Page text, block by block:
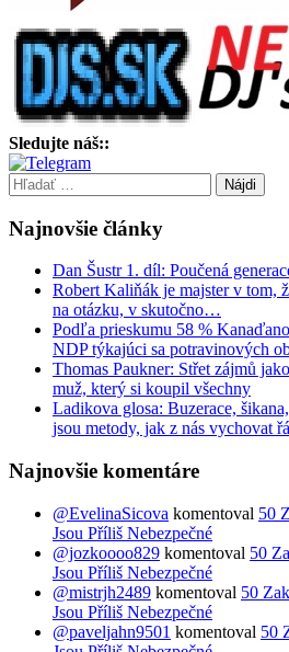
Sledujte náš::
Hľadať:
Najnovšie články
Dan Šustr 1. díl: Poučená
Robert Kaliňák je majster v tom,
na otázku, v skutočno…
Podľa prieskumu 58 %
NDP týkajúci sa potravinových
Thomas Paukner: Střet zájmů
muž, který si koupil všechny
Ladikova glosa: Buzerace,
jsou metody, jak z nás vychovat
Najnovšie komentáre
@EvelinaSicova komentoval 50
Jsou Příliš Nebezpečné
@jozkoooo829 komentoval 50
Jsou Příliš Nebezpečné
@mistrjh2489 komentoval 50
Jsou Příliš Nebezpečné
@paveljahn9501 komentoval 50